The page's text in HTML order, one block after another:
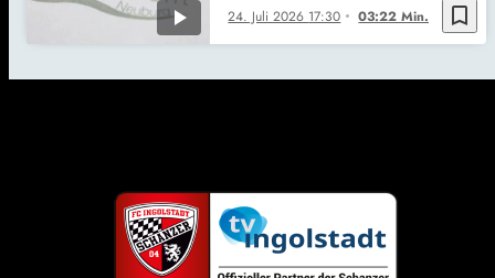
bookmark_border
24. Juli 2026 17:30 03:22 Min.